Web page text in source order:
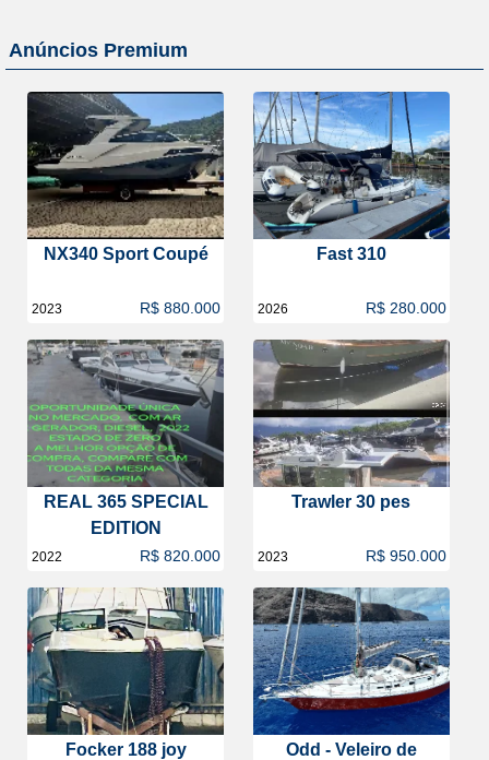
Anúncios Premium
NX340 Sport Coupé
2023 R$ 880.000
Fast 310
2026 R$ 280.000
REAL 365 SPECIAL
EDITION
2022 R$ 820.000
Trawler 30 pes
2023 R$ 950.000
Focker 188 joy
Odd - Veleiro de